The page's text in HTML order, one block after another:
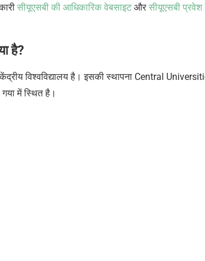
सीयूएसबी की आधिकारिक वेबसाइटऔर सीयूएसबी
है?
विश्वविद्यालय है। इसकी स्थापना Central
गया में स्थित है।